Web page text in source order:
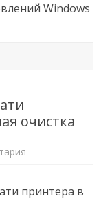
Windows
очистка
очередь
печати
принтера в